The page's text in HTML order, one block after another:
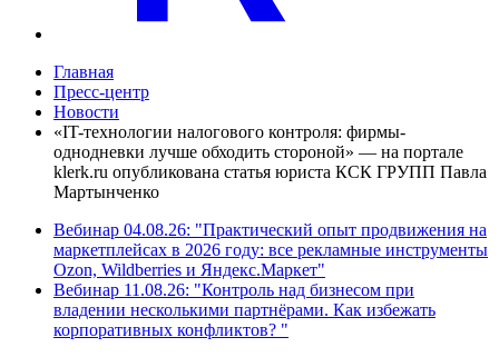
Главная
Пресс-центр
Новости
«IT-технологии налогового контроля: фирмы-
однодневки лучше обходить стороной» — на портале
klerk.ru опубликована статья юриста КСК ГРУПП Павла
Мартынченко
Вебинар 04.08.26: "Практический опыт продвижения на
маркетплейсах в 2026 году: все рекламные инструменты
Ozon, Wildberries и Яндекс.Маркет"
Вебинар 11.08.26: "Контроль над бизнесом при
владении несколькими партнёрами. Как избежать
корпоративных конфликтов? "